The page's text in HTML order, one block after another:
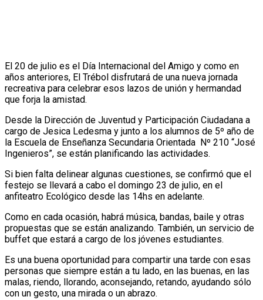
El 20 de julio es el Día Internacional del Amigo y como en
años anteriores, El Trébol disfrutará de una nueva jornada
recreativa para celebrar esos lazos de unión y hermandad
que forja la amistad.
Desde la Dirección de Juventud y Participación Ciudadana a
cargo de Jesica Ledesma y junto a los alumnos de 5º año de
la Escuela de Enseñanza Secundaria Orientada Nº 210 “José
Ingenieros”, se están planificando las actividades.
Si bien falta delinear algunas cuestiones, se confirmó que el
festejo se llevará a cabo el domingo 23 de julio, en el
anfiteatro Ecológico desde las 14hs en adelante.
Como en cada ocasión, habrá música, bandas, baile y otras
propuestas que se están analizando. También, un servicio de
buffet que estará a cargo de los jóvenes estudiantes.
Es una buena oportunidad para compartir una tarde con esas
personas que siempre están a tu lado, en las buenas, en las
malas, riendo, llorando, aconsejando, retando, ayudando sólo
con un gesto, una mirada o un abrazo.